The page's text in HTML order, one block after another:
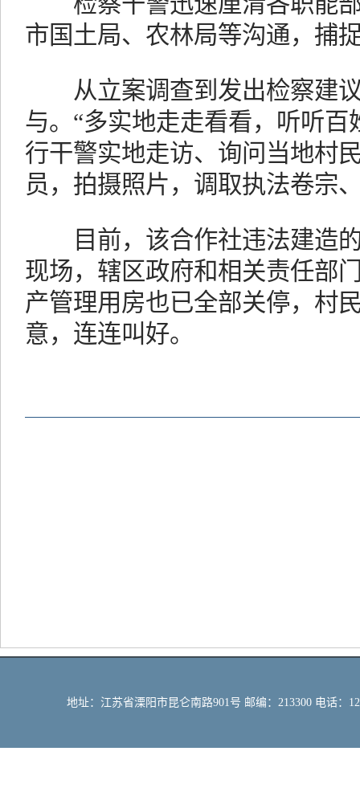
市国土局、农林局等沟通，捕
从立案调查到发出检察建议
与。“多实地走走看看，听听
行干警实地走访、询问当地村
员，拍摄照片，调取执法卷宗
目前，该合作社违法建造的
现场，辖区政府和相关责任部
产管理用房也已全部关停，村
意，连连叫好。
地址：江苏省溧阳市昆仑南路901号 邮编：213300 电话：